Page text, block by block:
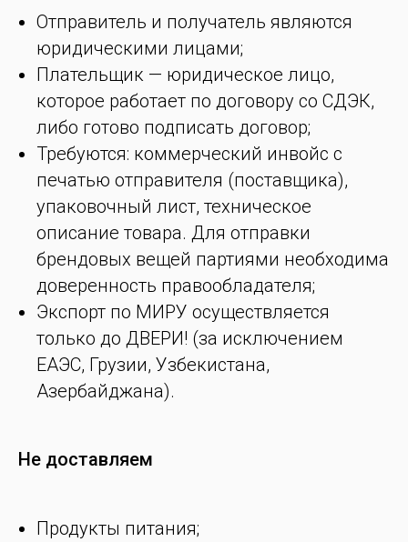
Отправитель и получатель являются
юридическими лицами;
Плательщик — юридическое лицо,
которое работает по договору со СДЭК,
либо готово подписать договор;
Требуются: коммерческий инвойс с
печатью отправителя (поставщика),
упаковочный лист, техническое
описание товара. Для отправки
брендовых вещей партиями необходима
доверенность правообладателя;
Экспорт по МИРУ осуществляется
только до ДВЕРИ! (за исключением
ЕАЭС, Грузии, Узбекистана,
Азербайджана).
Не доставляем
Продукты питания;